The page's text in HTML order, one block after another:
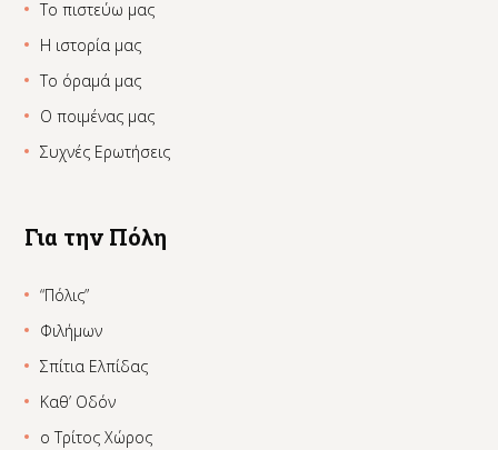
Το πιστεύω μας
Η ιστορία μας
Το όραμά μας
Ο ποιμένας μας
Συχνές Ερωτήσεις
Για την Πόλη
“Πόλις”
Φιλήμων
Σπίτια Ελπίδας
Καθ’ Οδόν
ο Τρίτος Χώρος